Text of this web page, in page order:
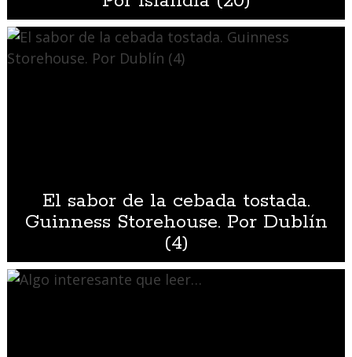
El sabor de la cebada tostada.
Guinness Storehouse. Por Dublín
(4)